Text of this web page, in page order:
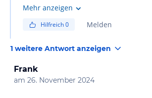
Mehr anzeigen
Hilfreich0 Melden
1 weitere Antwort anzeigen
Frank
am 26. November 2024